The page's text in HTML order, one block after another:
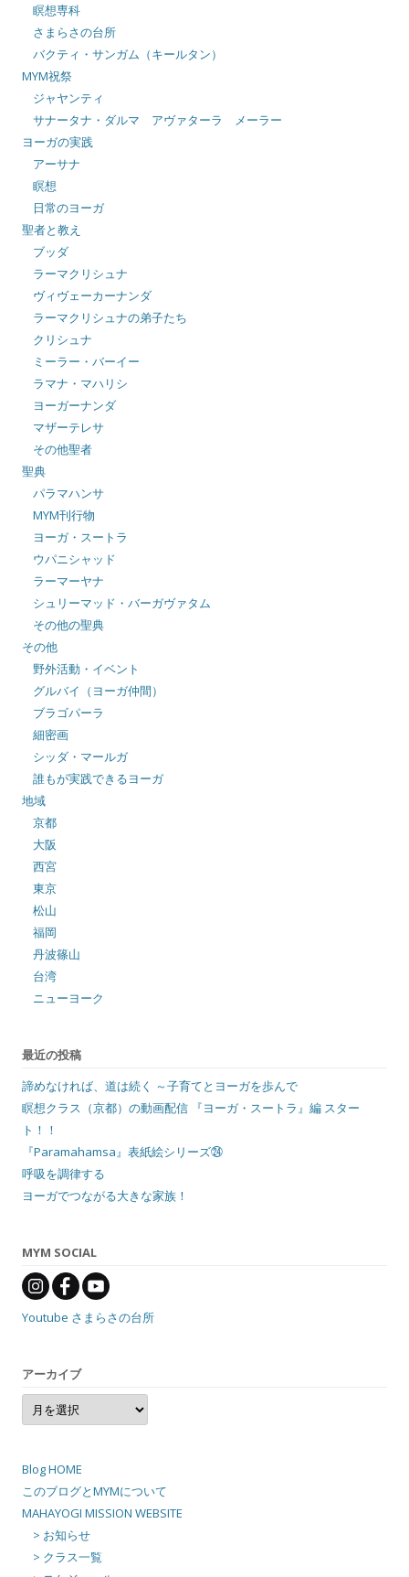
瞑想専科
さまらさの台所
バクティ・サンガム（キールタン）
MYM祝祭
ジャヤンティ
サナータナ・ダルマ アヴァターラ メーラー
ヨーガの実践
アーサナ
瞑想
日常のヨーガ
聖者と教え
ブッダ
ラーマクリシュナ
ヴィヴェーカーナンダ
ラーマクリシュナの弟子たち
クリシュナ
ミーラー・バーイー
ラマナ・マハリシ
ヨーガーナンダ
マザーテレサ
その他聖者
聖典
パラマハンサ
MYM刊行物
ヨーガ・スートラ
ウパニシャッド
ラーマーヤナ
シュリーマッド・バーガヴァタム
その他の聖典
その他
野外活動・イベント
グルバイ（ヨーガ仲間）
ブラゴパーラ
細密画
シッダ・マールガ
誰もが実践できるヨーガ
地域
京都
大阪
西宮
東京
松山
福岡
丹波篠山
台湾
ニューヨーク
最近の投稿
諦めなければ、道は続く ～子育てとヨーガを歩んで
瞑想クラス（京都）の動画配信 『ヨーガ・スートラ』編 スター
ト！！
『Paramahamsa』表紙絵シリーズ㉔
呼吸を調律する
ヨーガでつながる大きな家族！
MYM SOCIAL
Youtube さまらさの台所
アーカイブ
ア
ー
カ
Blog HOME
このブログとMYMについて
MAHAYOGI MISSION WEBSITE
> お知らせ
> クラス一覧